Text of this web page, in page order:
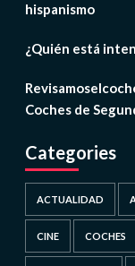
hispanismo
¿Quién está
Coches de
Categories
ACTUALIDAD
CINE COCHES